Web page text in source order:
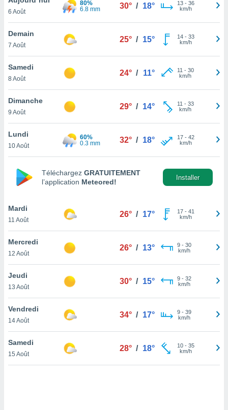
et
»,
au
vous
qu'ils
ou
le
ainsi
un
la
du
votre
à
en
le
6 Août
80%
6.8 mm
30° / 18° 13- 36
km/h
Demain
7 Août
25° / 15° 14- 33
km/h
Samedi
8 Août
24° / 11° 11 - 30
km/h
Dimanche
9 Août
29° / 14° 11 - 33
km/h
Lundi
10 Août
60%
0.3 mm
32° / 18° 17- 42
km/h
Téléchargez GRATUITEMENT
l’application Meteored!
Installer
Mardi
11 Août
26° / 17° 17- 41
km/h
Mercredi
12 Août
26° / 13° 9- 30
km/h
Jeudi
13 Août
30° / 15° 9- 32
km/h
Vendredi
14 Août
34° / 17° 9- 39
km/h
Samedi
15 Août
28° / 18° 10- 35
km/h